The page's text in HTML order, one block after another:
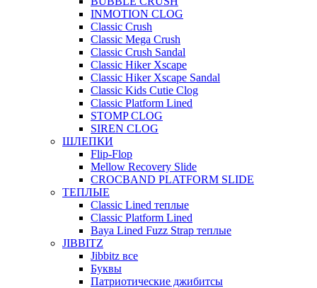
INMOTION CLOG
Classic Crush
Classic Mega Crush
Classic Crush Sandal
Classic Hiker Xscape
Classic Hiker Xscape Sandal
Classic Kids Cutie Clog
Classic Platform Lined
STOMP CLOG
SIREN CLOG
ШЛЕПКИ
Flip-Flop
Mellow Recovery Slide
CROCBAND PLATFORM SLIDE
ТЕПЛЫЕ
Classic Lined теплые
Classic Platform Lined
Baya Lined Fuzz Strap теплые
JIBBITZ
Jibbitz все
Буквы
Патриотические джибитсы